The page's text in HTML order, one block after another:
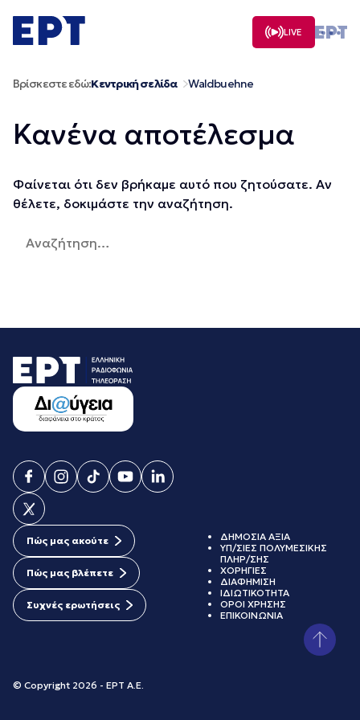
σε
περιεχόμενο
LIVE
Βρίσκεστε εδώ:Κεντρική σελίδα Waldbuehne
Κανένα αποτέλεσμα
Φαίνεται ότι δεν βρήκαμε αυτό που ζητούσατε. Αν
θέλετε, δοκιμάστε την αναζήτηση.
για:
Πώς μας ακούτε
Πώς μας βλέπετε
Συχνές ερωτήσεις
© Copyright 2026 - ΕΡΤ Α.Ε.
ΔΗΜΟΣΙΑ ΑΞΙΑ
ΥΠ/ΣΙΕΣ ΠΟΛΥΜΕΣΙΚΗΣ
ΠΛΗΡ/ΣΗΣ
ΧΟΡΗΓΙΕΣ
ΔΙΑΦΗΜΙΣΗ
ΙΔΙΩΤΙΚΟΤΗΤΑ
ΟΡΟΙ ΧΡΗΣΗΣ
ΕΠΙΚΟΙΝΩΝΙΑ